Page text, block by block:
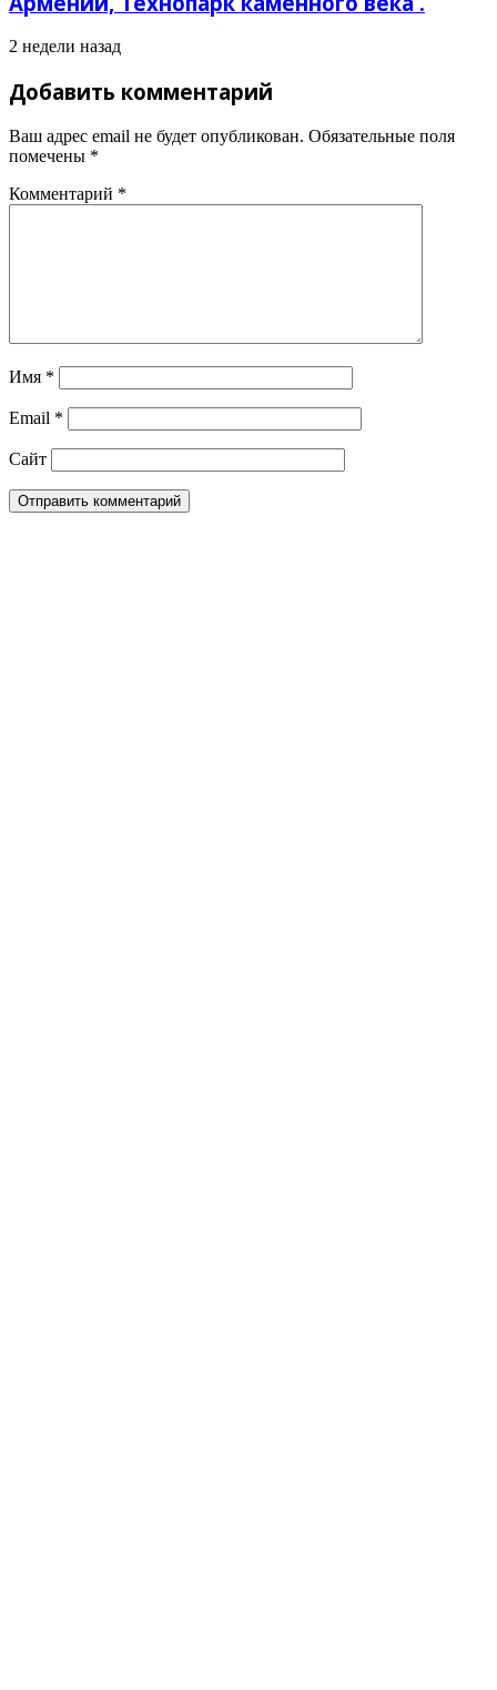
2 недели назад
Добавить комментарий
Ваш адрес email не будет опубликован. Обязательные поля
помечены *
Комментарий *
Имя *
Email *
Сайт